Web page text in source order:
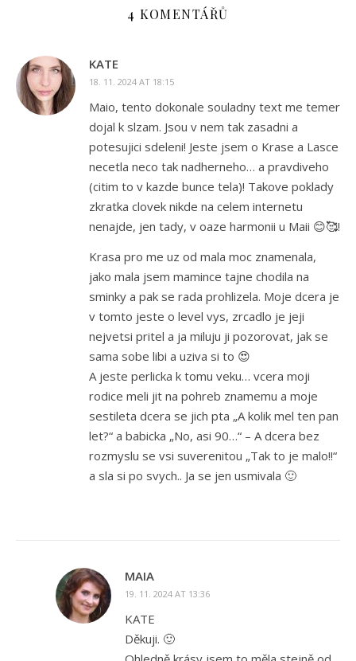
4 KOMENTÁŘŮ
KATE
18. 11. 2024 AT 18:15
Maio, tento dokonale souladny text me temer
dojal k slzam. Jsou v nem tak zasadni a
potesujici sdeleni! Jeste jsem o Krase a Lasce
necetla neco tak nadherneho… a pravdiveho
(citim to v kazde bunce tela)! Takove poklady
zkratka clovek nikde na celem internetu
nenajde, jen tady, v oaze harmonii u Maii 😊🥰!
Krasa pro me uz od mala moc znamenala,
jako mala jsem mamince tajne chodila na
sminky a pak se rada prohlizela. Moje dcera je
v tomto jeste o level vys, zrcadlo je jeji
nejvetsi pritel a ja miluju ji pozorovat, jak se
sama sobe libi a uziva si to 😍
A jeste perlicka k tomu veku… vcera moji
rodice meli jit na pohreb znamemu a moje
sestileta dcera se jich pta „A kolik mel ten pan
let?“ a babicka „No, asi 90…“ – A dcera bez
rozmyslu se vsi suverenitou „Tak to je malo!!“
a sla si po svych.. Ja se jen usmivala 🙂
MAIA
19. 11. 2024 AT 13:36
KATE
Děkuji. 🙂